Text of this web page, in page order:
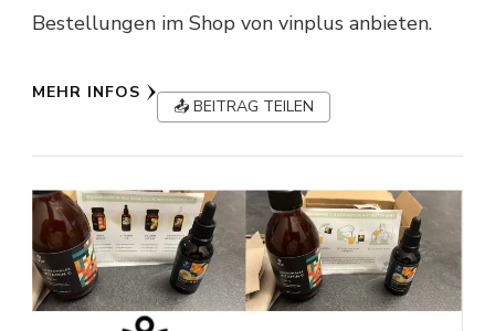
Bestellungen im Shop von vinplus anbieten.
MEHR INFOS
📤 BEITRAG TEILEN